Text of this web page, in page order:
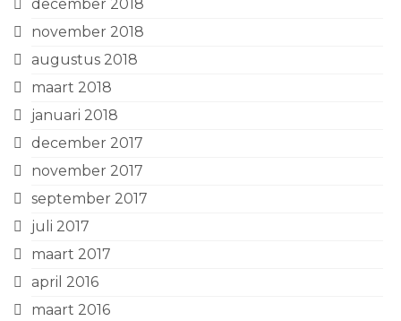
december 2018
november 2018
augustus 2018
maart 2018
januari 2018
december 2017
november 2017
september 2017
juli 2017
maart 2017
april 2016
maart 2016